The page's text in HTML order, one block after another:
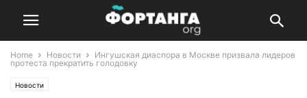
Home Новости
Ингушская диаспора в Москве призвала лидеров
протеста прекратить голодовку
Новости